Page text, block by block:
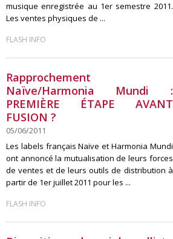
musique enregistrée au 1er semestre 2011.
Les ventes physiques de ...
FLASH INFO
Rapprochement
Naïve/Harmonia Mundi :
PREMIÈRE ÉTAPE AVANT
FUSION ?
05/06/2011
Les labels français Naïve et Harmonia Mundi
ont annoncé la mutualisation de leurs forces
de ventes et de leurs outils de distribution à
partir de 1er juillet 2011 pour les ...
FLASH INFO